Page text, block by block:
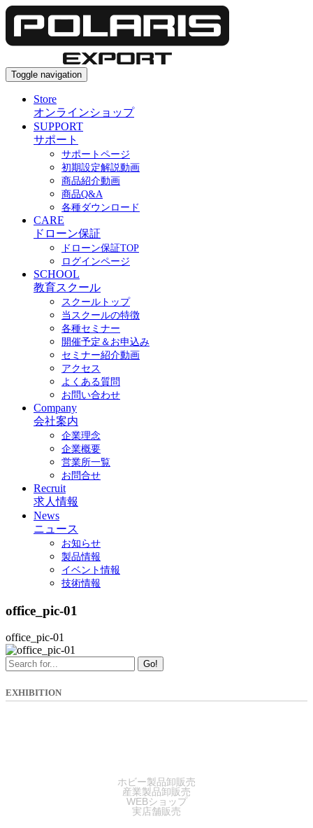
Toggle navigation
Store
オンラインショップ
SUPPORT
サポート
サポートページ
初期設定解説動画
商品紹介動画
商品Q&A
各種ダウンロード
CARE
ドローン保証
ドローン保証TOP
ログインページ
SCHOOL
教育スクール
スクールトップ
当スクールの特徴
各種セミナー
開催予定＆お申込み
セミナー紹介動画
アクセス
よくある質問
お問い合わせ
Company
会社案内
企業理念
企業概要
営業所一覧
お問合せ
Recruit
求人情報
News
ニュース
お知らせ
製品情報
イベント情報
技術情報
office_pic-01
office_pic-01
Go!
EXHIBITION
ホビー製品卸販売
産業製品卸販売
WEBショップ
実店舗販売